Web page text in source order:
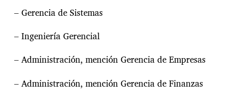
e
a
– Gerencia de Sistemas
– Ingeniería Gerencial
– Administración, mención Gerencia de Empresas
– Administración, mención Gerencia de Finanzas